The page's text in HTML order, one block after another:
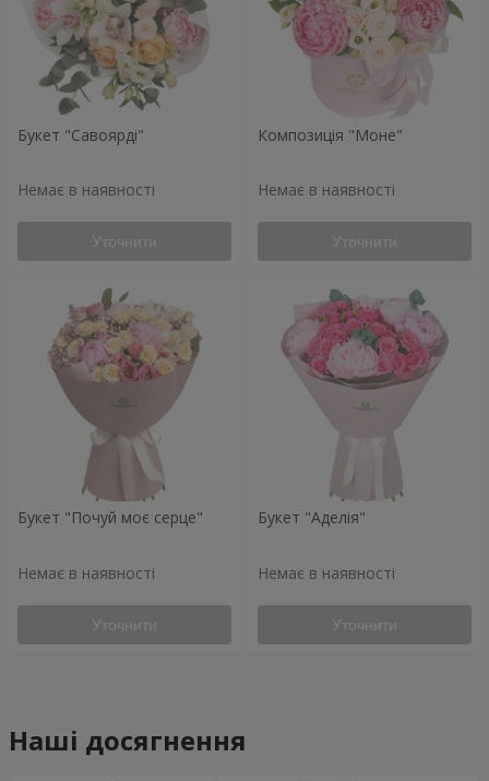
Букет "Савоярді"
Немає в наявності
Уточнити
Композиція "Моне"
Немає в наявності
Уточнити
Букет "Почуй моє серце"
Немає в наявності
Уточнити
Букет "Аделія"
Немає в наявності
Уточнити
Наші досягнення